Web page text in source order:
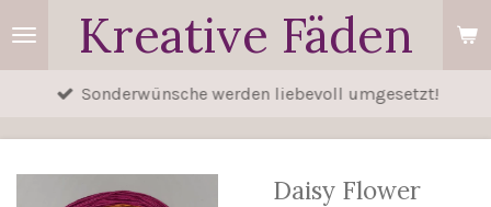
Zum
Hauptinhalt
springen
Kreative Fäden
Sonderwünsche werden liebevoll umgesetzt!
Daisy Flower